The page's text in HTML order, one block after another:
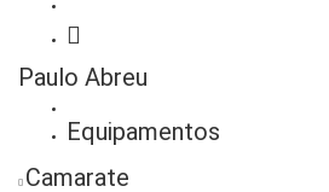
Paulo Abreu
Equipamentos
Camarate